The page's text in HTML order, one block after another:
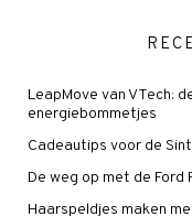
LeapMove van VTech:
energiebommetjes
Cadeautips voor de
De weg op met de Ford
Haarspeldjes maken